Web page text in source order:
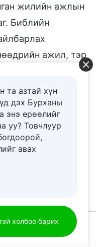
жилийн ажлын
Библийн
ажил, тэр
авралын
чи мэдэх ёстой.
ирнэ гэдгийг
бууж ирэх
өөрчлөгдөөгүй
хуучин
Есүсээр
та азтай хүн
дэх Бурханы
энэ ерѳѳлийг
уу? Товчлуур
авах
холбоо барих
Нэршил болон ялгамж чанарын талаар
(II хэсэг)